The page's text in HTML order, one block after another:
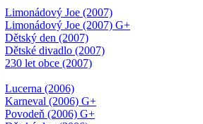
Limonádový Joe (2007)
Limonádový Joe (2007) G+
Dětský den (2007)
Dětské divadlo (2007)
230 let obce (2007)
Lucerna (2006)
Karneval (2006) G+
Povodeň (2006) G+